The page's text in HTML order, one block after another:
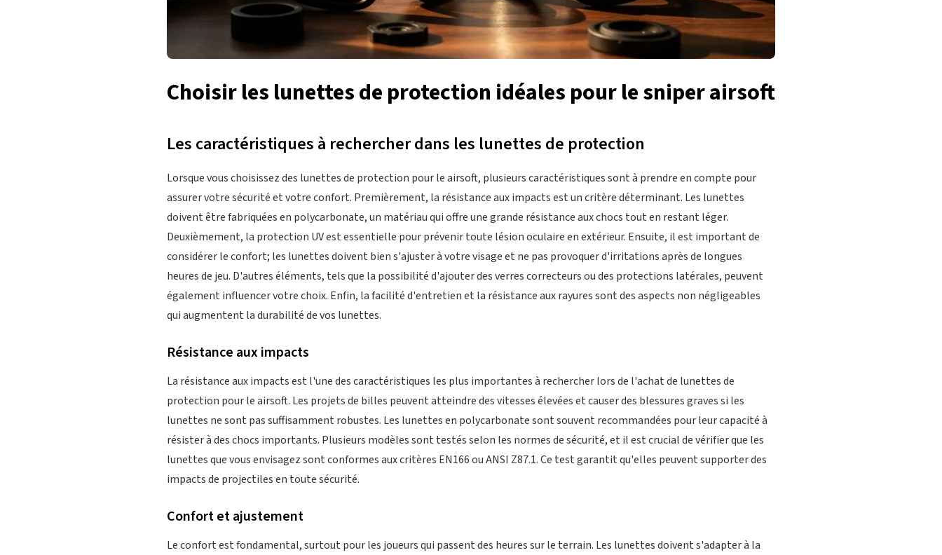
Choisir les lunettes de protection idéales pour le sniper airsoft
Les caractéristiques à rechercher dans les lunettes de protection
Lorsque vous choisissez des lunettes de protection pour le airsoft, plusieurs caractéristiques sont à prendre en compte pour
assurer votre sécurité et votre confort. Premièrement, la résistance aux impacts est un critère déterminant. Les lunettes
doivent être fabriquées en polycarbonate, un matériau qui offre une grande résistance aux chocs tout en restant léger.
Deuxièmement, la protection UV est essentielle pour prévenir toute lésion oculaire en extérieur. Ensuite, il est important de
considérer le confort; les lunettes doivent bien s'ajuster à votre visage et ne pas provoquer d'irritations après de longues
heures de jeu. D'autres éléments, tels que la possibilité d'ajouter des verres correcteurs ou des protections latérales, peuvent
également influencer votre choix. Enfin, la facilité d'entretien et la résistance aux rayures sont des aspects non négligeables
qui augmentent la durabilité de vos lunettes.
Résistance aux impacts
La résistance aux impacts est l'une des caractéristiques les plus importantes à rechercher lors de l'achat de lunettes de
protection pour le airsoft. Les projets de billes peuvent atteindre des vitesses élevées et causer des blessures graves si les
lunettes ne sont pas suffisamment robustes. Les lunettes en polycarbonate sont souvent recommandées pour leur capacité à
résister à des chocs importants. Plusieurs modèles sont testés selon les normes de sécurité, et il est crucial de vérifier que les
lunettes que vous envisagez sont conformes aux critères EN166 ou ANSI Z87.1. Ce test garantit qu'elles peuvent supporter des
impacts de projectiles en toute sécurité.
Confort et ajustement
Le confort est fondamental, surtout pour les joueurs qui passent des heures sur le terrain. Les lunettes doivent s'adapter à la